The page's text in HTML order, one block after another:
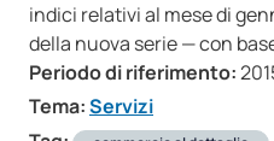
indici relativi al mese di
della nuova serie — con
Periodo di riferimento:
Tema:Servizi